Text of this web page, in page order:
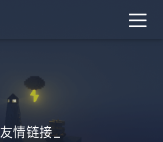
友情链接